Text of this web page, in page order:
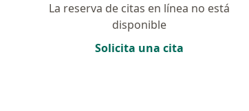
La reserva de citas en línea no está
disponible
Solicita una cita